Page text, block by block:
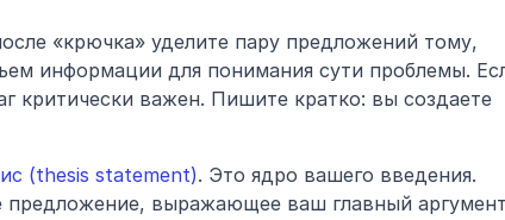
«крючка» уделите пару предложений тому,
информации для понимания сути проблемы.
критически важен. Пишите кратко: вы создаете
(thesis statement). Это ядро вашего введения.
предложение, выражающее ваш главный